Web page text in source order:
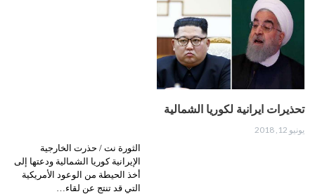
تحذيرات ايرانية لكوريا الشمالية
يونيو 12, 2018
الثورة نت / حذرت الخارجية
الإيرانية كوريا الشمالية ودعتها إلى
أخذ الحيطة من الوعود الأمريكية
التي قد تنتج عن لقاء…